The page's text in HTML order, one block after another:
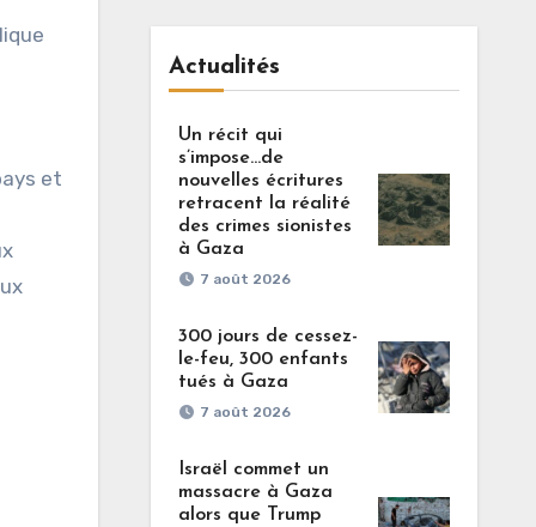
et
Actualités
Un récit qui
s’impose…de
nouvelles écritures
retracent la réalité
des crimes sionistes
à Gaza
7 août 2026
300 jours de cessez-
le-feu, 300 enfants
tués à Gaza
7 août 2026
Israël commet un
massacre à Gaza
alors que Trump